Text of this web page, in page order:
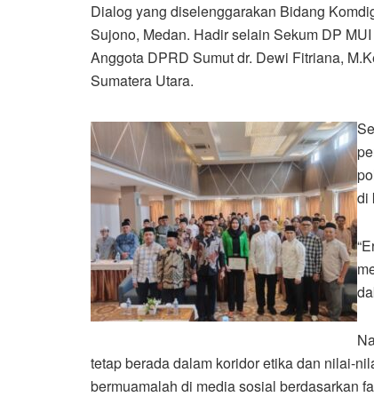
Dialog yang diselenggarakan Bidang
Sujono, Medan. Hadir selain Sekum DP
Anggota DPRD Sumut dr. Dewi Fitriana,
Sumatera Utara.
di
tetap berada dalam koridor etika dan nilai-
bermuamalah di media sosial berdasarkan